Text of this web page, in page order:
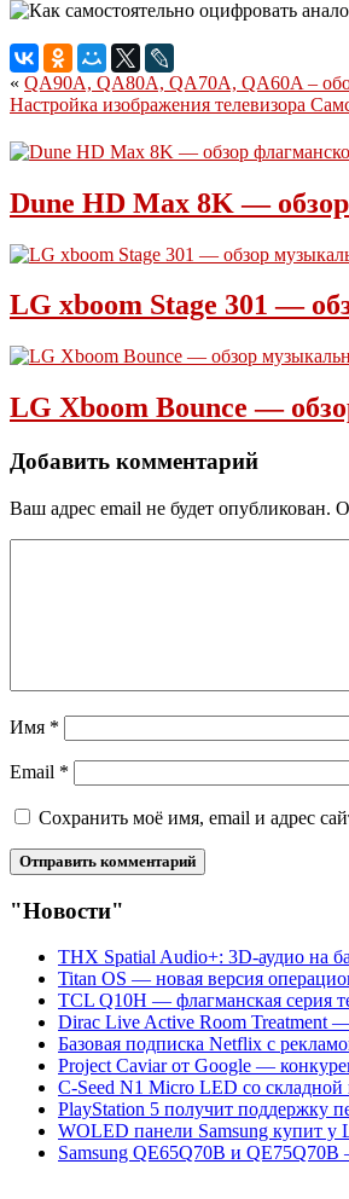
« QA90A, QA80A, QA70A, QA60A –
Настройка изображения телевизора
Dune HD Max 8K —
LG xboom Stage 301 —
LG Xboom Bounce —
Добавить комментарий
Ваш адрес email не будет опубликован.
Имя *
Email *
Сохранить моё имя, email и адрес
"Новости"
THX Spatial Audio+: 3D-аудио на
Titan OS — новая версия
TCL Q10H — флагманская серия
Dirac Live Active Room Treatment
Базовая подписка Netflix с
Project Caviar от Google —
C-Seed N1 Micro LED со
PlayStation 5 получит поддержку
WOLED панели Samsung купит у
Samsung QE65Q70B и